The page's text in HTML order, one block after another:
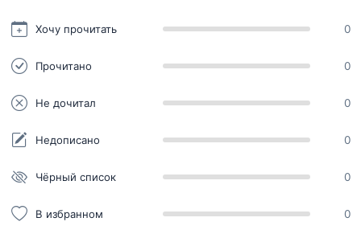
Хочу прочитать 0
Прочитано 0
Не дочитал 0
Недописано 0
Чёрный список 0
В избранном 0